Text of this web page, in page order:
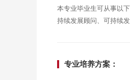
本专业毕业生可从事以
持续发展顾问、可持续
专业培养方案：